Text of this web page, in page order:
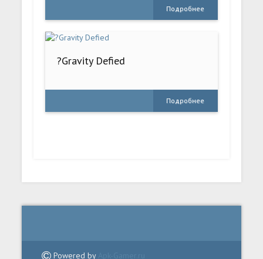
Подробнее
?Gravity Defied
Подробнее
Powered by